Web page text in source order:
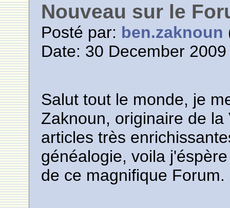
Nouveau sur le
Posté par: ben.zaknoun
Date: 30 December
Salut tout le monde, je
Zaknoun, originaire de
articles très
généalogie, voila
de ce magnifique Forum.